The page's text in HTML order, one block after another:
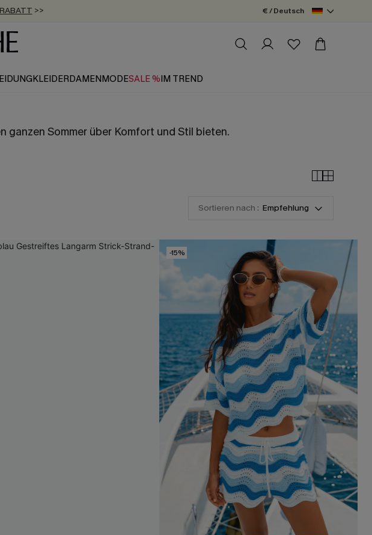
>>
ERHALTEN
89 €
€ / Deutsch
KLEIDERDAMENMODESALE %IM TREND
ganzen Sommer über Komfort und Stil bieten.
Sortieren nach : Empfehlung
-15%